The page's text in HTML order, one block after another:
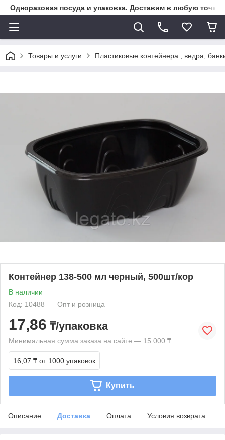
Одноразовая посуда и упаковка. Доставим в любую точку
Товары и услуги Пластиковые контейнера , ведра,
Контейнер 138-500 мл черный, 500шт/кор
В наличии
Код: 10488
Опт и розница
17,86 ₸/упаковка
Минимальная сумма заказа на сайте — 15 000 ₸
16,07 ₸ от 1000 упаковок
Купить
Описание Доставка Оплата Условия возврата